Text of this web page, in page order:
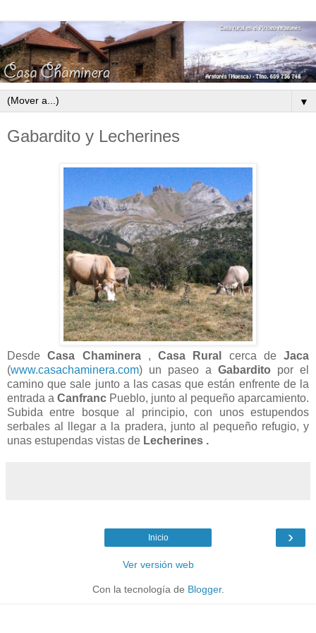
▼
Gabardito y Lecherines
DesdeCasa Chaminera , Casa Rural cerca de Jaca
(www.casachaminera.com) un paseo a Gabardito por el
camino que sale junto a las casas que están enfrente de la
entrada a Canfranc Pueblo, junto al pequeño aparcamiento.
Subida entre bosque al principio, con unos estupendos
serbales al llegar a la pradera, junto al pequeño refugio, y
unas estupendas vistas de Lecherines .
›
Inicio
Ver versión web
Con la tecnología de Blogger.